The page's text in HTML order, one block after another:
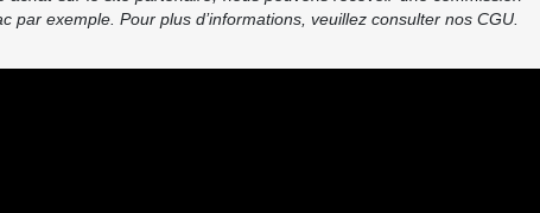
exemple. Pour plus d’informations, veuillez consulter nos CGU.